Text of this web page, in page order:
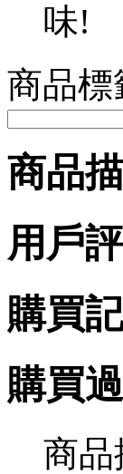
味!
商品標
商品
用戶
購買
購買
商品